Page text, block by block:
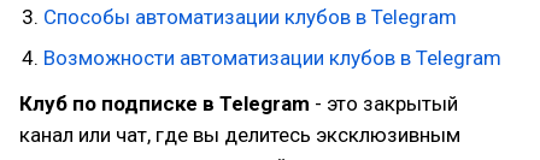
Способы автоматизации клубов в Telegram
Возможности автоматизации клубов в Telegram
Клуб по подписке в Telegram - это закрытый
канал или чат, где вы делитесь эксклюзивным